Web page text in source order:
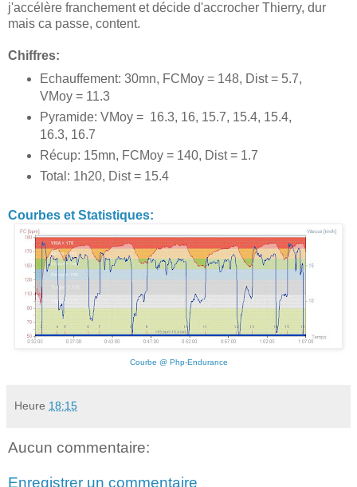
j'accélère franchement et décide d'accrocher Thierry, dur
mais ca passe, content.
Chiffres:
Echauffement: 30mn, FCMoy = 148, Dist = 5.7,
VMoy = 11.3
Pyramide: VMoy = 16.3, 16, 15.7, 15.4, 15.4,
16.3, 16.7
Récup: 15mn, FCMoy = 140, Dist = 1.7
Total: 1h20, Dist = 15.4
Courbes et Statistiques:
Courbe @ Php-Endurance
Heure 18:15
Aucun commentaire:
Enregistrer un commentaire